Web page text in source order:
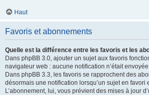
Haut
Favoris et abonnements
Quelle est la différence entre les favoris et les
Dans phpBB 3.0, ajouter un sujet aux favoris
navigateur web : aucune notification n’était
Dans phpBB 3.3, les favoris se rapprochent des
désormais une notification lorsqu’un sujet en favori
L’abonnement, lui, vous prévient des mises à jour